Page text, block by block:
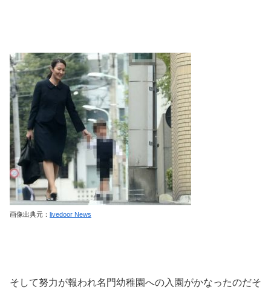
画像出典元： livedoor News
そして努力が報われ名門幼稚園への入園がかなったのだそ